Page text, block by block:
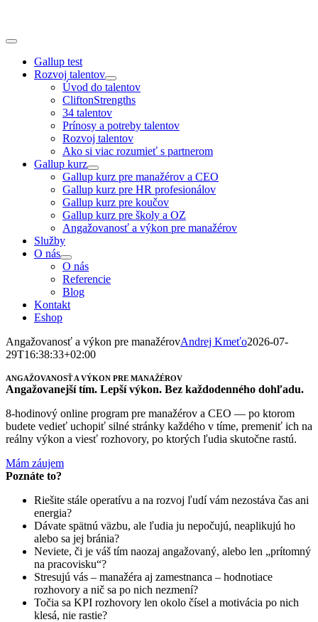
content
Toggle
NavigationGallup test
Rozvoj talentov
Úvod do talentov
CliftonStrengths
34 talentov
Prínosy a potreby talentov
Rozvoj talentov
Ako si viac rozumieť s partnerom
Gallup kurz
Gallup kurz pre manažérov a CEO
Gallup kurz pre HR profesionálov
Gallup kurz pre koučov
Gallup kurz pre školy a OZ
Angažovanosť a výkon pre manažérov
Služby
O nás
O nás
Referencie
Blog
Kontakt
Eshop
Angažovanosť a výkon pre manažérovAndrej Kmeťo2026-07-
29T16:38:33+02:00
ANGAŽOVANOSŤ A VÝKON PRE MANAŽÉROV
Angažovanejší tím. Lepší výkon. Bez každodenného dohľadu.
8-hodinový online program pre manažérov a CEO — po ktorom
budete vedieť uchopiť silné stránky každého v tíme, premeniť ich na
reálny výkon a viesť rozhovory, po ktorých ľudia skutočne rastú.
Mám záujem
Poznáte to?
Riešite stále operatívu a na rozvoj ľudí vám nezostáva čas ani
energia?
Dávate spätnú väzbu, ale ľudia ju nepočujú, neaplikujú ho
alebo sa jej bránia?
Neviete, či je váš tím naozaj angažovaný, alebo len „prítomný
na pracovisku“?
Stresujú vás – manažéra aj zamestnanca – hodnotiace
rozhovory a nič sa po nich nezmení?
Točia sa KPI rozhovory len okolo čísel a motivácia po nich
klesá, nie rastie?